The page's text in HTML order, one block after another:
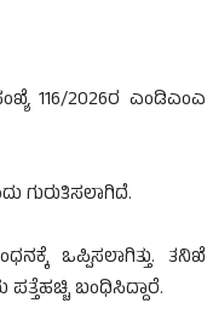
116/2026ರ ಎಂಡಿಎಂಎ
ಗುರುತಿಸಲಾಗಿದೆ.
ಒಪ್ಪಿಸಲಾಗಿತ್ತು. ತನಿಖೆ
ಬಂಧಿಸಿದ್ದಾರೆ.